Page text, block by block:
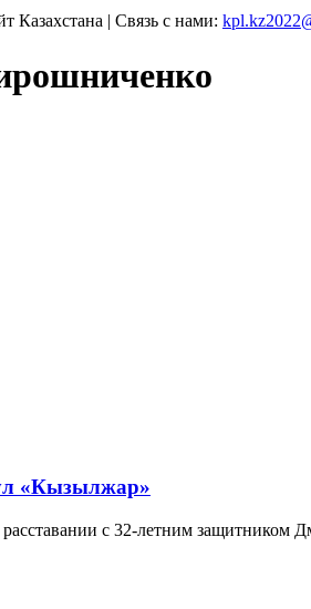
Казахстана | Связь с нами:
«Кызылжар»
с 32-летним